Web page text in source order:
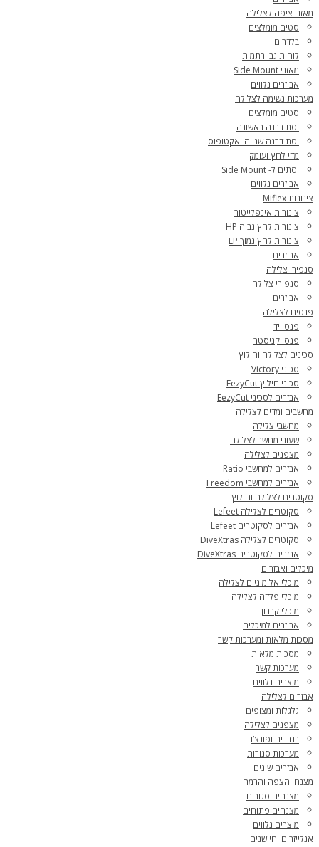
מאזני ציפה לצלילה
סטים מומלצים
בלדרים
לוחות גב ורתמות
מאזני Side Mount
אביזרים נלווים
מערכות נשימה לצלילה
סטים מומלצים
וסת דרגה ראשונה
וסת דרגה שנייה ואקטופוס
מדי לחץ ועומק
וסתים ל- Side Mount
אביזרים נלווים
צינורות Miflex
צינורות אינפלייטור
צינורות לחץ גבוה HP
צינורות לחץ נמוך LP
אביזרים
סנפירי צלילה
סנפירי צלילה
אביזרים
פנסים לצלילה
פנסי יד
פנסי קניסטר
סכינים לצלילה וחילוץ
סכיני Victory
סכיני חילוץ EezyCut
אבזרים לסכיני EezyCut
מחשבים ומדים לצלילה
מחשבי צלילה
שעוני מחשב לצלילה
מצפנים לצלילה
אבזרים למחשבי Ratio
אבזרים למחשבי Freedom
סקוטרים לצלילה וחילוץ
סקוטרים לצלילה Lefeet
אבזרים לסקוטרים Lefeet
סקוטרים לצלילה DiveXtras
אבזרים לסקוטרים DiveXtras
מיכלים ואבזרים
מיכלי אלומיניום לצלילה
מיכלי פלדה לצלילה
מיכלי קרבון
אביזרים למיכלים
מסכות מלאות ומערכות קשר
מסכות מלאות
מערכות קשר
מוצרים נלווים
אבזרים לצלילה
גלגלות ומצופים
מצפנים לצלילה
בגדי ים ופונצ’ו
מערכות סגורות
אבזרים שונים
מצנחי הצפה והרמה
מצנחים סגורים
מצנחים פתוחים
מוצרים נלווים
אנלייזרים וחיישנים